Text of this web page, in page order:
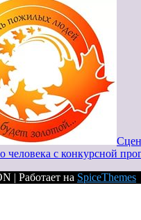
человека с конкурсной
| Работает на SpiceThemes